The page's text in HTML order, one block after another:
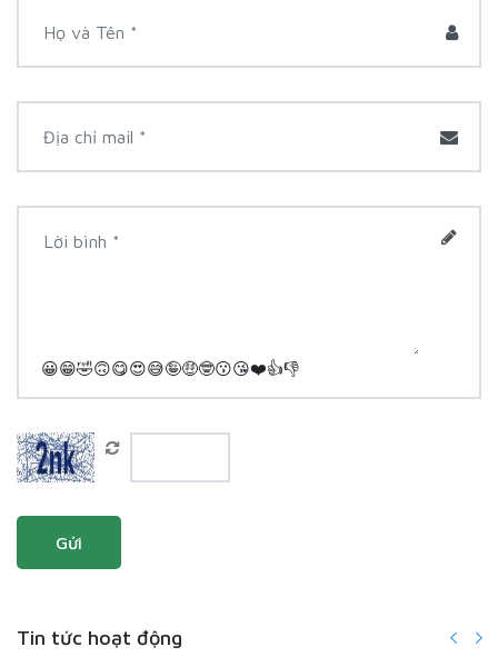
😀😁🤣🙃😋😍😅🤪🤑🤓😗😘❤️👍👎
Gửi
Tin tức hoạt động